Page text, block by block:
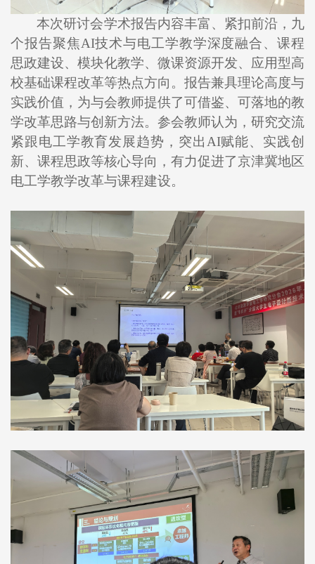
本次研讨会学术报告内容丰富、紧扣前沿，九
个报告聚焦AI技术与电工学教学深度融合、课程
思政建设、模块化教学、微课资源开发、应用型高
校基础课程改革等热点方向。报告兼具理论高度与
实践价值，为与会教师提供了可借鉴、可落地的教
学改革思路与创新方法。参会教师认为，研究交流
紧跟电工学教育发展趋势，突出AI赋能、实践创
新、课程思政等核心导向，有力促进了京津冀地区
电工学教学改革与课程建设。